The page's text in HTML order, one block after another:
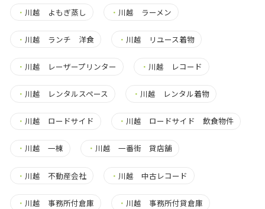
・ 川越 よもぎ蒸し ・ 川越 ラーメン
・ 川越 ランチ 洋食 ・ 川越 リユース着物
・ 川越 レーザープリンター ・ 川越 レコード
・ 川越 レンタルスペース ・ 川越 レンタル着物
・ 川越 ロードサイド ・ 川越 ロードサイド 飲食物件
・ 川越 一棟 ・ 川越 一番街 貸店舗
・ 川越 不動産会社 ・ 川越 中古レコード
・ 川越 事務所付倉庫 ・ 川越 事務所付貸倉庫